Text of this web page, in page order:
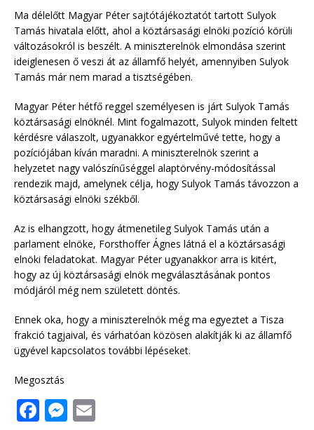
Ma délelőtt Magyar Péter sajtótájékoztatót tartott Sulyok
Tamás hivatala előtt, ahol a köztársasági elnöki pozíció körüli
változásokról is beszélt. A miniszterelnök elmondása szerint
ideiglenesen ő veszi át az államfő helyét, amennyiben Sulyok
Tamás már nem marad a tisztségében.
Magyar Péter hétfő reggel személyesen is járt Sulyok Tamás
köztársasági elnöknél. Mint fogalmazott, Sulyok minden feltett
kérdésre válaszolt, ugyanakkor egyértelművé tette, hogy a
pozíciójában kíván maradni. A miniszterelnök szerint a
helyzetet nagy valószínűséggel alaptörvény-módosítással
rendezik majd, amelynek célja, hogy Sulyok Tamás távozzon a
köztársasági elnöki székből.
Az is elhangzott, hogy átmenetileg Sulyok Tamás után a
parlament elnöke, Forsthoffer Ágnes látná el a köztársasági
elnöki feladatokat. Magyar Péter ugyanakkor arra is kitért,
hogy az új köztársasági elnök megválasztásának pontos
módjáról még nem született döntés.
Ennek oka, hogy a miniszterelnök még ma egyeztet a Tisza
frakció tagjaival, és várhatóan közösen alakítják ki az államfő
ügyével kapcsolatos további lépéseket.
Megosztás
F M